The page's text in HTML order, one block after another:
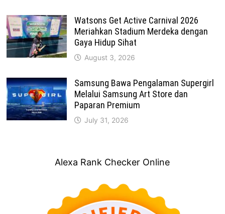
Watsons Get Active Carnival 2026
Meriahkan Stadium Merdeka dengan
Gaya Hidup Sihat
August 3, 2026
Samsung Bawa Pengalaman Supergirl
Melalui Samsung Art Store dan
Paparan Premium
July 31, 2026
Alexa Rank Checker Online